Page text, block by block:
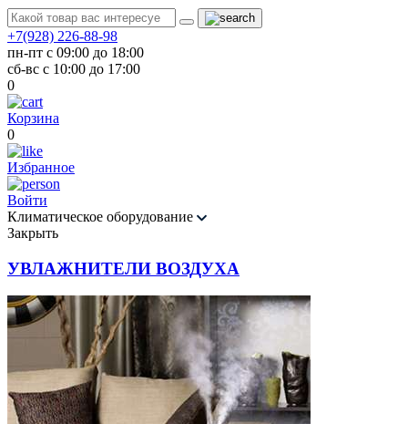
+7(928) 226-88-98
пн-пт с 09:00 до 18:00
сб-вс с 10:00 до 17:00
0
Корзина
0
Избранное
Войти
Климатическое оборудование
Закрыть
УВЛАЖНИТЕЛИ ВОЗДУХА